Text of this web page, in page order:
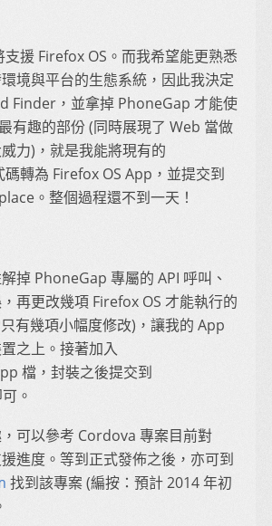
援 Firefox OS。而我希望能更熟悉
境與平台的生態系統，因此我決定
Finder，並拿掉 PhoneGap 才能使
有趣的部份 (同時展現了 Web 當做
力)，就是我能將現有的
轉為 Firefox OS App，並提交到
。整個過程還不到一天！
掉 PhoneGap 專屬的 API 呼叫、
再更改幾項 Firefox OS 才能執行的
有幾項小幅度修改)，讓我的 App
之上。接著加入
檔，封裝之後提交到
。
可以參考 Cordova 專案目前對
進度。等到正式發佈之後，亦可到
找到該專案 (編按：預計 2014 年初